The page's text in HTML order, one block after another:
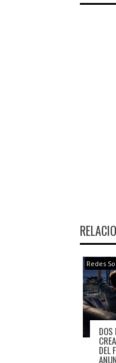
Redes
DOS
DEL